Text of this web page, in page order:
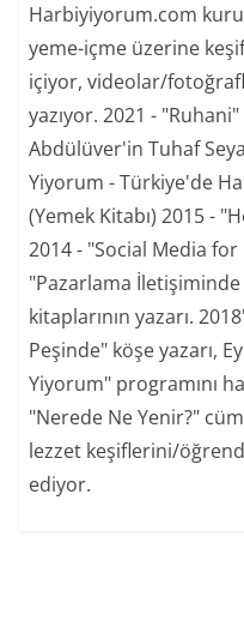
Harbiyiyorum.com
yeme-içme üzerine
içiyor, videolar/
yazıyor. 2021 -
Abdülüver'in Tuhaf
Yiyorum - Türkiye'de
(Yemek Kitabı) 2015 -
2014 - "Social Media for
"Pazarlama İletişiminde
kitaplarının yazarı.
Peşinde" köşe yazarı,
Yiyorum" programını
"Nerede Ne Yenir?"
lezzet keşiflerini/
ediyor.